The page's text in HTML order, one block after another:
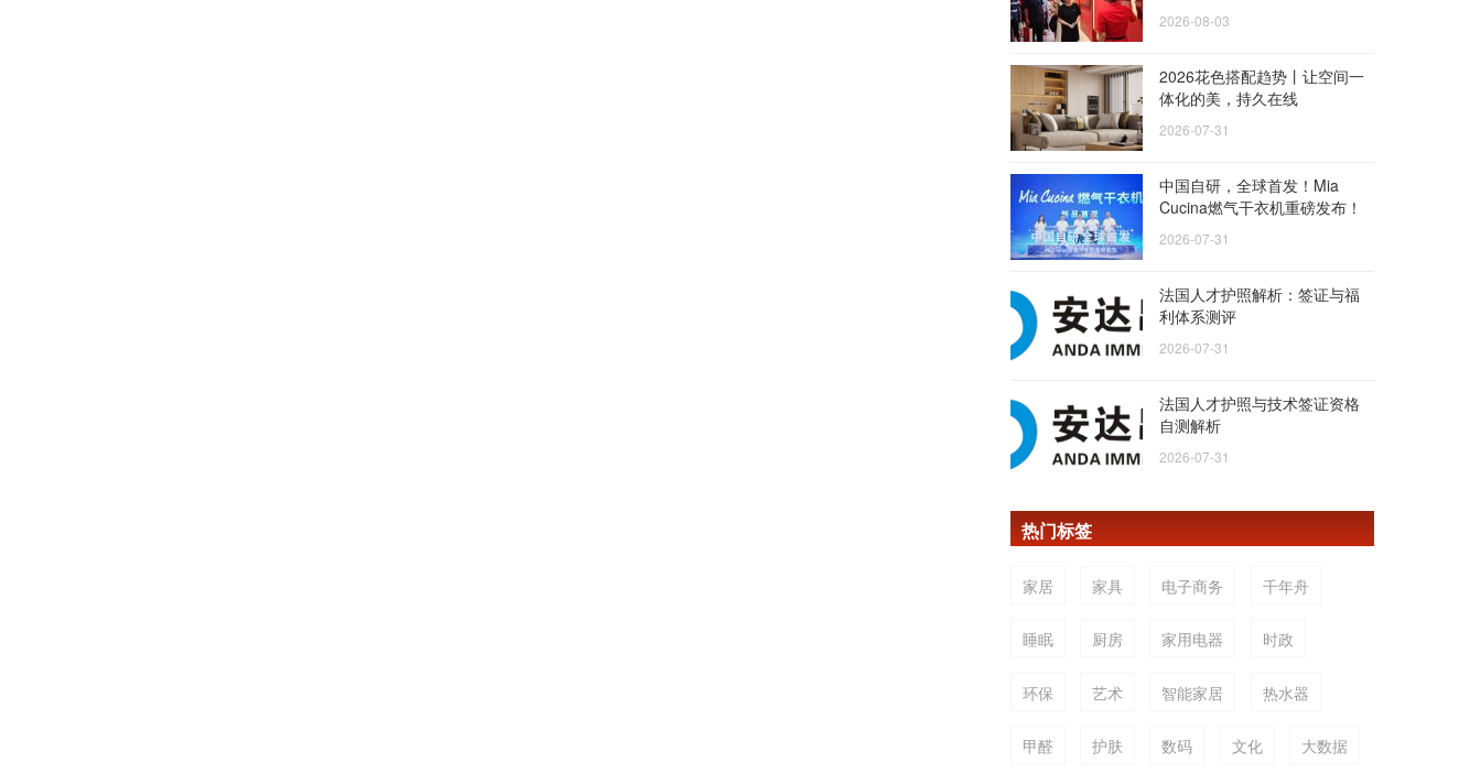
2026-08-03
2026花色搭配趋势丨让空间一
体化的美，持久在线
2026-07-31
中国自研，全球首发！Mia
Cucina燃气干衣机重磅发布！
2026-07-31
法国人才护照解析：签证与福
利体系测评
2026-07-31
法国人才护照与技术签证资格
自测解析
2026-07-31
热门标签
家居 家具 电子商务 千年舟
睡眠 厨房 家用电器 时政
环保 艺术 智能家居 热水器
甲醛 护肤 数码 文化 大数据